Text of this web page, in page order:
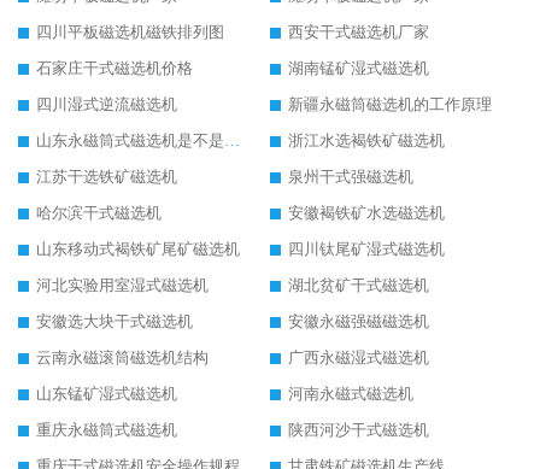
四川平板磁选机磁铁排列图
西安干式磁选机厂家
石家庄干式磁选机价格
湖南锰矿湿式磁选机
四川湿式逆流磁选机
新疆永磁筒磁选机的工作原理
山东永磁筒式磁选机是不是强磁
浙江水选褐铁矿磁选机
江苏干选铁矿磁选机
泉州干式强磁选机
哈尔滨干式磁选机
安徽褐铁矿水选磁选机
山东移动式褐铁矿尾矿磁选机
四川钛尾矿湿式磁选机
河北实验用室湿式磁选机
湖北贫矿干式磁选机
安徽选大块干式磁选机
安徽永磁强磁磁选机
云南永磁滚筒磁选机结构
广西永磁湿式磁选机
山东锰矿湿式磁选机
河南永磁式磁选机
重庆永磁筒式磁选机
陕西河沙干式磁选机